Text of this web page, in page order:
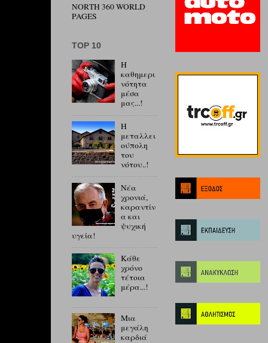
NORTH 360 WORLD
PAGES
ΤΟP 10
Η
καθημερι
νότητα
μέσα
μας...!
Η
μεταλλει
ούπολη
του
νότου..!
Νέα
χρονιά,
καραντίν
α και
ψυχική
υγεία!
Κάθε
χρόνο
τέτοια
μέρα...!
Μια
μεγάλη
καρδιά